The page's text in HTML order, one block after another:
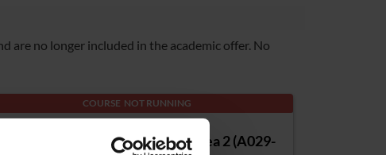
are no longer included in the academic offer. No
COURSE NOT RUNNING
TFA_VER2 Vertical disciplinary area 2 (A029-